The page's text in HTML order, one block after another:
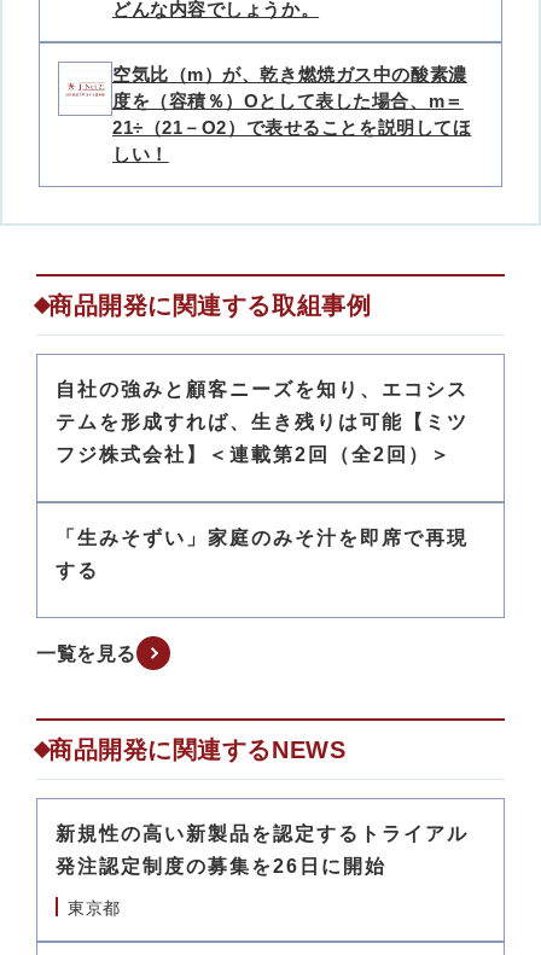
どんな内容でしょうか。
空気比（m）が、乾き燃焼ガス中の酸素濃
度を（容積％）Oとして表した場合、m＝
21÷（21－O2）で表せることを説明してほ
しい！
商品開発に関連する取組事例
自社の強みと顧客ニーズを知り、エコシス
テムを形成すれば、生き残りは可能【ミツ
フジ株式会社】＜連載第2回（全2回）＞
「生みそずい」家庭のみそ汁を即席で再現
する
一覧を見る
商品開発に関連するNEWS
新規性の高い新製品を認定するトライアル
発注認定制度の募集を26日に開始
東京都